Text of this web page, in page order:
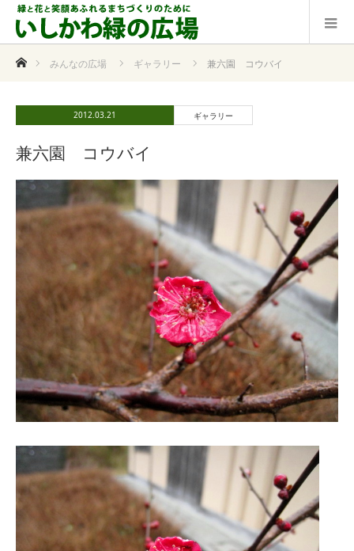
ホームみんなの広場 ギャラリー 兼六園 コウバイ
2012.03.21 ギャラリー
兼六園 コウバイ